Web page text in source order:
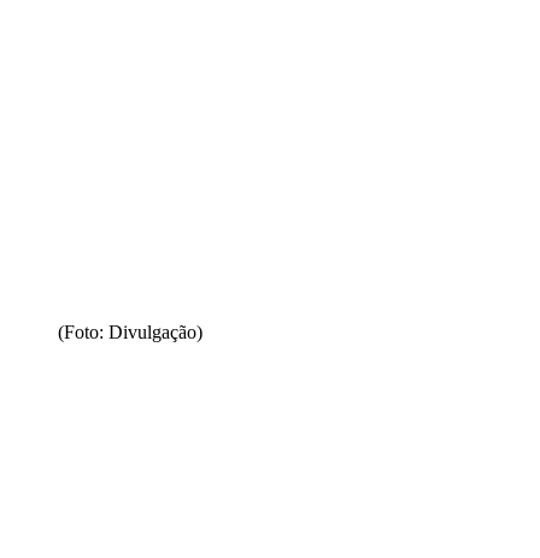
(Foto: Divulgação)